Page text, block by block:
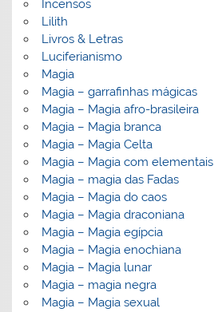
Incensos
Lilith
Livros & Letras
Luciferianismo
Magia
Magia – garrafinhas mágicas
Magia – Magia afro-brasileira
Magia – Magia branca
Magia – Magia Celta
Magia – Magia com elementais
Magia – magia das Fadas
Magia – Magia do caos
Magia – Magia draconiana
Magia – Magia egípcia
Magia – Magia enochiana
Magia – Magia lunar
Magia – magia negra
Magia – Magia sexual